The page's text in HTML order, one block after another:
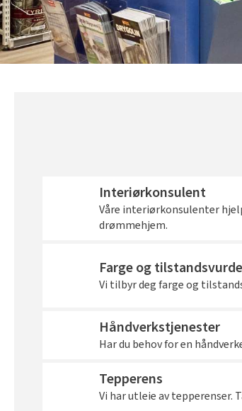
Interiørkonsulent
Våre interiørkonsulenter
drømmehjem.
Farge og
Vi tilbyr deg farge og
Håndverkstjenester
Har du behov for en
Tepperens
Vi har utleie av tepperenser.